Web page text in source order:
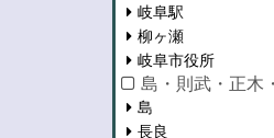
岐阜駅
柳ヶ瀬
岐阜市役所
島・則武・正木
島
長良